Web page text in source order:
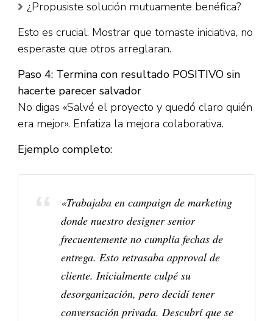
¿Propusiste solución mutuamente benéfica?
Esto es crucial. Mostrar que tomaste iniciativa, no
esperaste que otros arreglaran.​
Paso 4: Termina con resultado POSITIVO sin
hacerte parecer salvador
No digas «Salvé el proyecto y quedó claro quién
era mejor». Enfatiza la mejora colaborativa.​
Ejemplo completo:
«Trabajaba en campaign de marketing
donde nuestro designer senior
frecuentemente no cumplía fechas de
entrega. Esto retrasaba approval de
cliente. Inicialmente culpé su
desorganización, pero decidí tener
conversación privada. Descubrí que se